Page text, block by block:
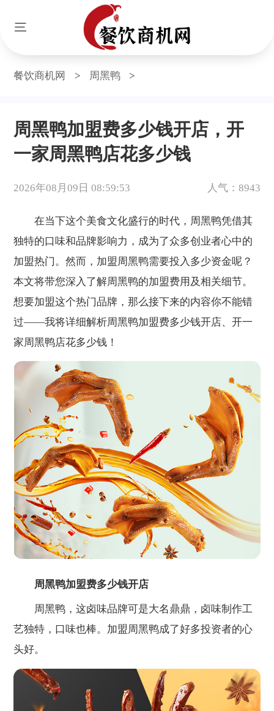
餐饮商机网 > 周黑鸭 >
周黑鸭加盟费多少钱开店，开
一家周黑鸭店花多少钱
2026年08月09日 08:59:53 人气：8943
在当下这个美食文化盛行的时代，周黑鸭凭借其
独特的口味和品牌影响力，成为了众多创业者心中的
加盟热门。然而，加盟周黑鸭需要投入多少资金呢？
本文将带您深入了解周黑鸭的加盟费用及相关细节。
想要加盟这个热门品牌，那么接下来的内容你不能错
过——我将详细解析周黑鸭加盟费多少钱开店、开一
家周黑鸭店花多少钱！
周黑鸭加盟费多少钱开店
周黑鸭，这卤味品牌可是大名鼎鼎，卤味制作工
艺独特，口味也棒。加盟周黑鸭成了好多投资者的心
头好。